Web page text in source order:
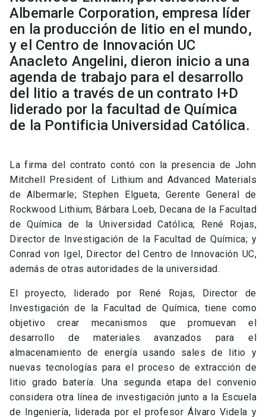
Albemarle Corporation, empresa líder
en la producción de litio en el mundo,
y el Centro de Innovación UC
Anacleto Angelini, dieron inicio a una
agenda de trabajo para el desarrollo
del litio a través de un contrato I+D
liderado por la facultad de Química
de la Pontificia Universidad Católica.
La firma del contrato contó con la presencia de John
Mitchell President of Lithium and Advanced Materials
de Albermarle; Stephen Elgueta, Gerente General de
Rockwood Lithium; Bárbara Loeb, Decana de la Facultad
de Química de la Universidad Católica; René Rojas,
Director de Investigación de la Facultad de Química; y
Conrad von Igel, Director del Centro de Innovación UC,
además de otras autoridades de la universidad.
El proyecto, liderado por René Rojas, Director de
Investigación de la Facultad de Química, tiene como
objetivo crear mecanismos que promuevan el
desarrollo de materiales avanzados para el
almacenamiento de energía usando sales de litio y
nuevas tecnologías para el proceso de extracción de
litio grado batería. Una segunda etapa del convenio
considera otra línea de investigación junto a la Escuela
de Ingeniería, liderada por el profesor Álvaro Videla y